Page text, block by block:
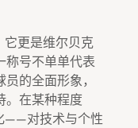
它更是维尔贝克
称号不单单代表
的全面形象，
。在某种程度
——对技术与个性